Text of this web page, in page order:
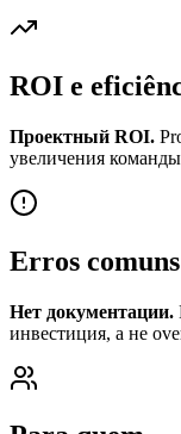
ROI e
Проектный ROI.
увеличения
Erros comuns
Нет документации.
инвестиция, а не